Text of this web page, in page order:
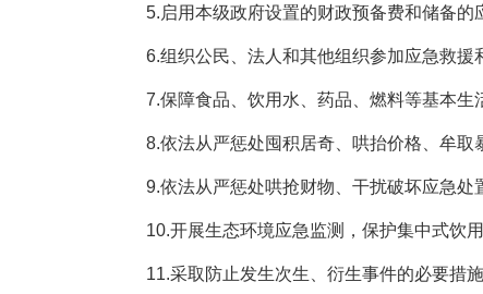
5.启用本级政府设置的财政预备费和储备的
6.组织公民、法人和其他组织参加应急救援
7.保障食品、饮用水、药品、燃料等基本生
8.依法从严惩处囤积居奇、哄抬价格、牟取
9.依法从严惩处哄抢财物、干扰破坏应急处
10.开展生态环境应急监测，保护集中式饮用
11.采取防止发生次生、衍生事件的必要措施